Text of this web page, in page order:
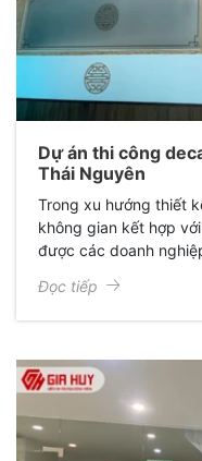
Dự án thi công
Thái Nguyên
Trong xu hướng thiết
không gian kết hợp
được các doanh
decal mờ in họa tiết
diện mạo hoàn toàn
Đọc tiếp